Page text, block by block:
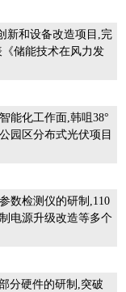
新和设备改造项目,完
储能技术在风力发
能化工作面,韩咀38°
园区分布式光伏项目
数检测仪的研制,110
电源升级改造等多个
分硬件的研制,突破